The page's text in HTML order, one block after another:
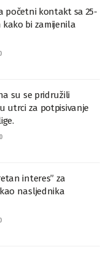
početni kontakt sa 25-
bi zamijenila
su se pridružili
utrci za potpisivanje
0
interes” za
nasljednika